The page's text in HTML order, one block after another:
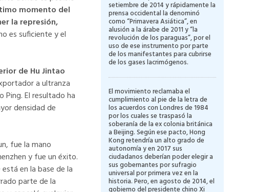
momento del
la represión,
es suficiente y el
de Hu Jintao
a ultranza
Ping. El resultado ha
densidad de
fue la mano
y fue un éxito.
en la base de la
parte de la
setiembre de 2014 y rápidamente la
prensa occidental la denominó
como “Primavera Asiática”, en
alusión a la árabe de 2011 y “la
revolución de los paraguas”, por el
uso de ese instrumento por parte
de los manifestantes para cubrirse
de los gases lacrimógenos.
El movimiento reclamaba el
cumplimiento al pie de la letra de
los acuerdos con Londres de 1984
por los cuales se traspasó la
soberanía de la ex colonia británica
a Beijing. Según ese pacto, Hong
Kong retendría un alto grado de
autonomía y en 2017 sus
ciudadanos deberían poder elegir a
sus gobernantes por sufragio
universal por primera vez en la
historia. Pero, en agosto de 2014, el
gobierno del presidente chino Xi